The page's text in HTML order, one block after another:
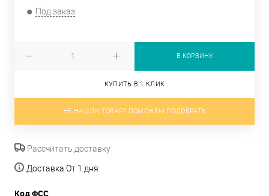
Под заказ
В КОРЗИНУ
КУПИТЬ В 1 КЛИК
НЕ НАШЛИ ТОВАР? ПОМОЖЕМ ПОДОБРАТЬ
Рассчитать доставку
Доставка От 1 дня
Код ФСС